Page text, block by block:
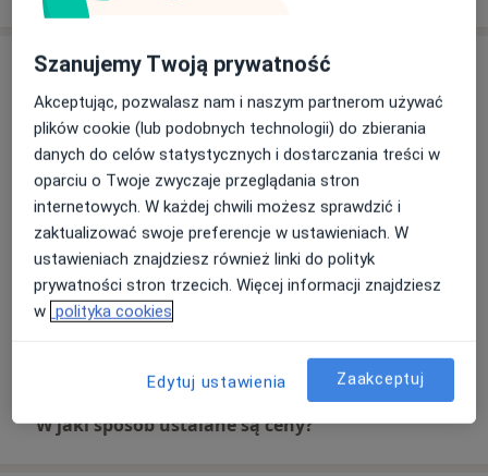
Usługi i ceny
Konsultacja neurologiczna
300 zł Szczegóły Umów wizytę
USG doppler tętnic szyjnych i
kręgowych
200 zł Szczegóły
Umów wizytę
USG tętnic mózgowych
W jaki sposób ustalane są ceny?
Szanujemy Twoją prywatność
Akceptując, pozwalasz nam i naszym partnerom używać
plików cookie (lub podobnych technologii) do zbierania
danych do celów statystycznych i dostarczania treści w
oparciu o Twoje zwyczaje przeglądania stron
internetowych. W każdej chwili możesz sprawdzić i
zaktualizować swoje preferencje w ustawieniach. W
ustawieniach znajdziesz również linki do polityk
prywatności stron trzecich. Więcej informacji znajdziesz
w polityka cookies
Edytuj ustawienia Zaakceptuj